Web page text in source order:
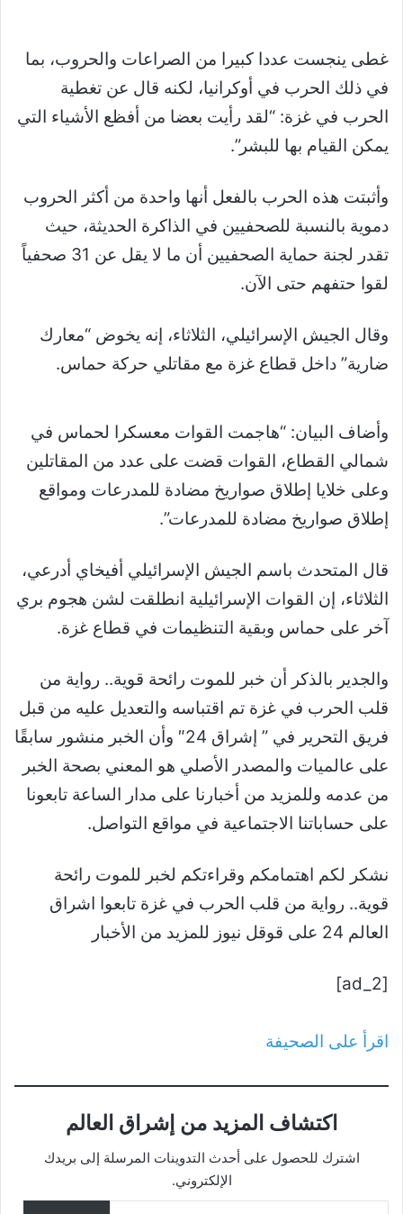
غطى ينجست عددا كبيرا من الصراعات والحروب، بما
في ذلك الحرب في أوكرانيا، لكنه قال عن تغطية
الحرب في غزة: “لقد رأيت بعضا من أفظع الأشياء التي
يمكن القيام بها للبشر”.
وأثبتت هذه الحرب بالفعل أنها واحدة من أكثر الحروب
دموية بالنسبة للصحفيين في الذاكرة الحديثة، حيث
تقدر لجنة حماية الصحفيين أن ما لا يقل عن 31 صحفياً
لقوا حتفهم حتى الآن.
وقال الجيش الإسرائيلي، الثلاثاء، إنه يخوض “معارك
ضارية” داخل قطاع غزة مع مقاتلي حركة حماس.
وأضاف البيان: “هاجمت القوات معسكرا لحماس في
شمالي القطاع، القوات قضت على عدد من المقاتلين
وعلى خلايا إطلاق صواريخ مضادة للمدرعات ومواقع
إطلاق صواريخ مضادة للمدرعات”.
قال المتحدث باسم الجيش الإسرائيلي أفيخاي أدرعي،
الثلاثاء، إن القوات الإسرائيلية انطلقت لشن هجوم بري
آخر على حماس وبقية التنظيمات في قطاع غزة.
والجدير بالذكر أن خبر للموت رائحة قوية.. رواية من
قلب الحرب في غزة تم اقتباسه والتعديل عليه من قبل
فريق التحرير في ” إشراق 24″ وأن الخبر منشور سابقًا
على عالميات والمصدر الأصلي هو المعني بصحة الخبر
من عدمه وللمزيد من أخبارنا على مدار الساعة تابعونا
على حساباتنا الاجتماعية في مواقع التواصل.
نشكر لكم اهتمامكم وقراءتكم لخبر للموت رائحة
قوية.. رواية من قلب الحرب في غزة تابعوا اشراق
العالم 24 على قوقل نيوز للمزيد من الأخبار
[ad_2]
اقرأ على الصحيفة
اكتشاف المزيد من إشراق العالم
اشترك للحصول على أحدث التدوينات المرسلة إلى بريدك
الإلكتروني.
كتابة بريدك الإلكتروني...